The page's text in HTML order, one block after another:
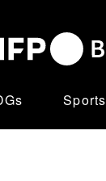
Sports